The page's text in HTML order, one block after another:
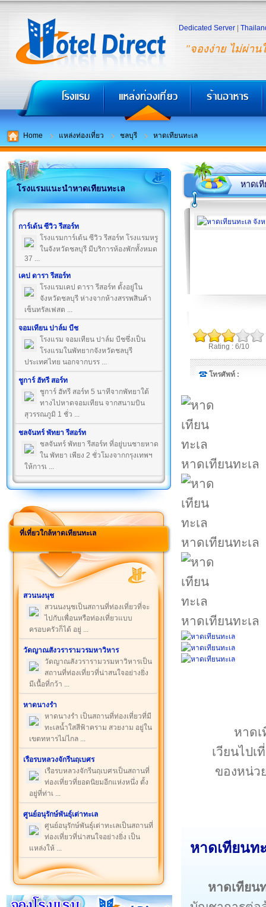
"จองง่าย ไม่ผ่าน
Dedicated Server
Home แหล่งท่องเที่ยว ชลบุรี หาดเทียนทะเล
โรงแรมแนะนำหาดเทียนทะเล
การ์เด้น ซีวิว รีสอร์ท
โรงแรมการ์เด้น ซีวิว รีสอร์ท โรงแรมหรู
ในจังหวัดชลบุรี มีบริการห้องพักทั้งหมด
37 ...
เคป ดารา รีสอร์ท
โรงแรมเคป ดารา รีสอร์ท ตั้งอยู่ใน
จังหวัดชลบุรี ห่างจากห้างสรรพสินค้า
เซ็นทรัลเฟสต ...
จอมเทียน ปาล์ม บีช
โรงแรม จอมเทียน ปาล์ม บีชซึ่งเป็น
โรงแรมในพัทยากจังหวัดชลบุรี
ประเทศไทย นอกจากบรร ...
ชูการ์ ฮัทรี สอร์ท
ชูการ์ ฮัทรี สอร์ท 5 นาทีจากพัทยาใต้
ทางไปหาดจอมเทียน จากสนามบิน
สุวรรณภูมิ 1 ชั่ว ...
ชลจันทร์ พัทยา รีสอร์ท
ชลจันทร์ พัทยา รีสอร์ท ที่อยู่บนชายหาด
ใน พัทยา เพียง 2 ชั่วโมงจากกรุงเทพฯ
ให้การเ ...
ที่เที่ยวใกล้หาดเทียนทะเล
สวนนงนุช
สวนนงนุชเป็นสถานที่ท่องเที่ยวที่จะ
ไปกับเพื่อนหรือท่องเที่ยวแบบ
ครอบครัวก็ได้ อยู่ ...
วัดญาณสังวรารามวรมหาวิหาร
วัดญาณสังวรารามวรมหาวิหารเป็น
สถานที่ท่องเที่ยวที่น่าสนใจอย่างยิ่ง
มีเนื้อที่กว้า ...
หาดนางรำ
หาดนางรำ เป็นสถานที่ท่องเที่ยวที่มี
ทะเลน้ำใสสีฟ้าคราม สวยงาม อยู่ใน
เขตทหารไม่ไกล ...
เรือรบหลวงจักรีนฤเบศร
เรือรบหลวงจักรีนฤเบศรเป็นสถานที่
ท่องเที่ยวที่ยอดนิยมอีกแห่งหนึ่ง ตั้ง
อยู่ที่ท่าเ ...
ศูนย์อนุรักษ์พันธุ์เต่าทะเล
ศูนย์อนุรักษ์พันธุ์เต่าทะเลเป็นสถานที่
ท่องเที่ยวที่น่าสนใจอย่างยิ่ง เป็น
แหล่งให้ ...
หาดเ
Rating : 6/10
โทรศัพท์ :
หาดเทียนทะเล
หาดเทียนทะเล
หาดเทียนทะเล
หาด
เวียนไป
ของหน่ว
หาดเทียนท
หาดเทียน